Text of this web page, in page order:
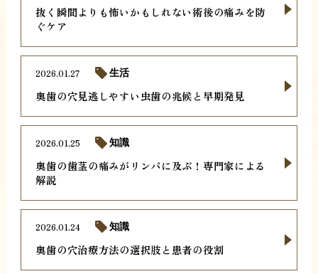
抜く瞬間よりも怖いかもしれない術後の痛みを防
ぐケア
奥歯の穴見逃しやすい虫歯の兆候と早期発見
2026.01.27 生活
奥歯の歯茎の痛みがリンパに及ぶ！専門家による
解説
2026.01.25 知識
奥歯の穴治療方法の選択肢と患者の役割
2026.01.24 知識